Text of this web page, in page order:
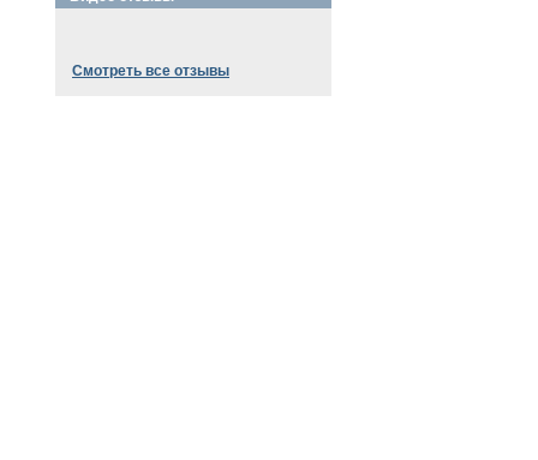
Смотреть все отзывы